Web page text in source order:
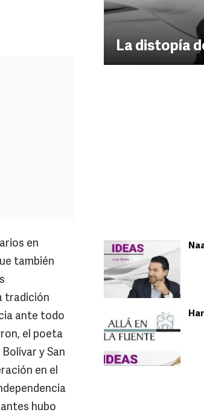
La distopía
en
también
tradición
ante todo
el poeta
y San
en el
hubo